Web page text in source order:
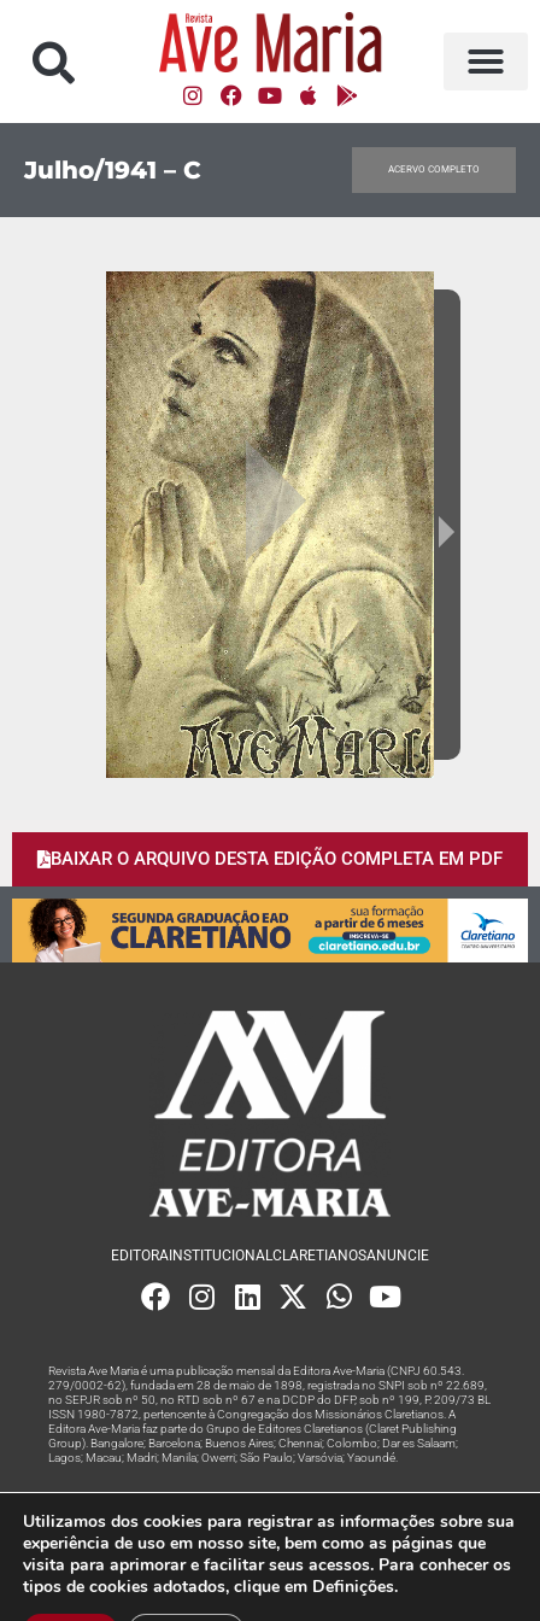
Julho/1941 – C ACERVO COMPLETO
BAIXAR O ARQUIVO DESTA EDIÇÃO COMPLETA EM PDF
EDITORA INSTITUCIONALCLARETIANOSANUNCIE
Revista Ave Maria é uma publicação mensal da Editora Ave-Maria (CNPJ 60.543.
279/0002-62), fundada em 28 de maio de 1898, registrada no SNPI sob nº 22.689,
no SEPJR sob nº 50, no RTD sob nº 67 e na DCDP do DFP, sob nº 199, P. 209/73 BL
ISSN 1980-7872, pertencente à Congregação dos Missionários Claretianos. A
Editora Ave-Maria faz parte do Grupo de Editores Claretianos (Claret Publishing
Group). Bangalore; Barcelona; Buenos Aires; Chennai; Colombo; Dar es Salaam;
Lagos; Macau; Madri; Manila; Owerri; São Paulo; Varsóvia; Yaoundé.
Rede
© Todos os Direitos Reservados
Utilizamos dos cookies para registrar as informações sobre sua
experiência de uso em nosso site, bem como as páginas que
visita para aprimorar e facilitar seus acessos. Para conhecer os
tipos de cookies adotados, clique em Definições.